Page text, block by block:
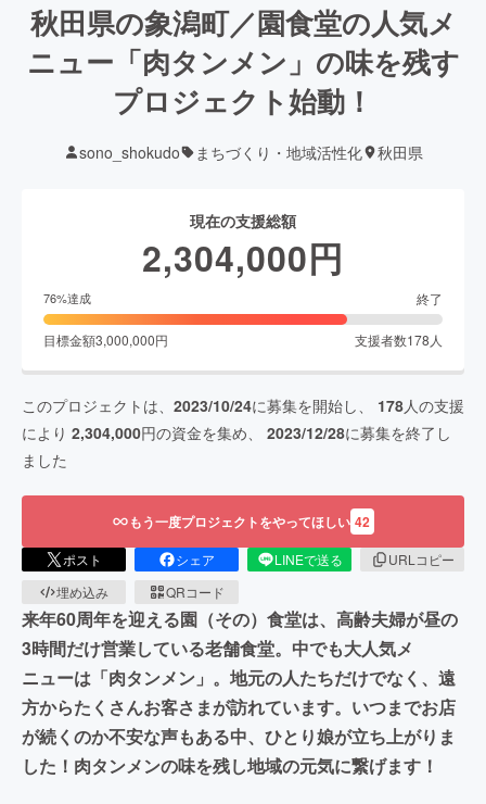
秋田県の象潟町／園食堂の人気メ
ニュー「肉タンメン」の味を残す
プロジェクト始動！
sono_shokudo まちづくり・地域活性化 秋田県
現在の支援総額
2,304,000円
76%達成 終了
目標金額3,000,000円 支援者数178 人
このプロジェクトは、 2023/10/24に募集を開始し、 178人の支援
により 2,304,000円の資金を集め、 2023/12/28に募集を終了し
ました
もう一度プロジェクトをやってほしい 42
ポスト シェア LINEで送る
URLコピー
埋め込み
QRコード
来年60周年を迎える園（その）食堂は、高齢夫婦が昼の
3時間だけ営業している老舗食堂。中でも大人気メ
ニューは「肉タンメン」。地元の人たちだけでなく、遠
方からたくさんお客さまが訪れています。いつまでお店
が続くのか不安な声もある中、ひとり娘が立ち上がりま
した！肉タンメンの味を残し地域の元気に繋げます！